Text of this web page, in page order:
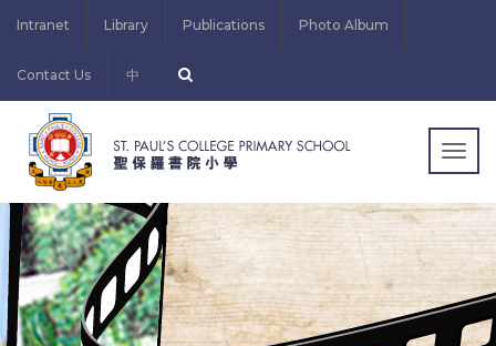
Intranet Library Publications Photo Album
Contact Us 中